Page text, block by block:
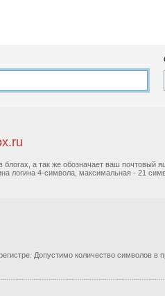
а так же обозначает ваш почтовый
логина 4-символа, максимальная - 21
Допустимо количество символов в